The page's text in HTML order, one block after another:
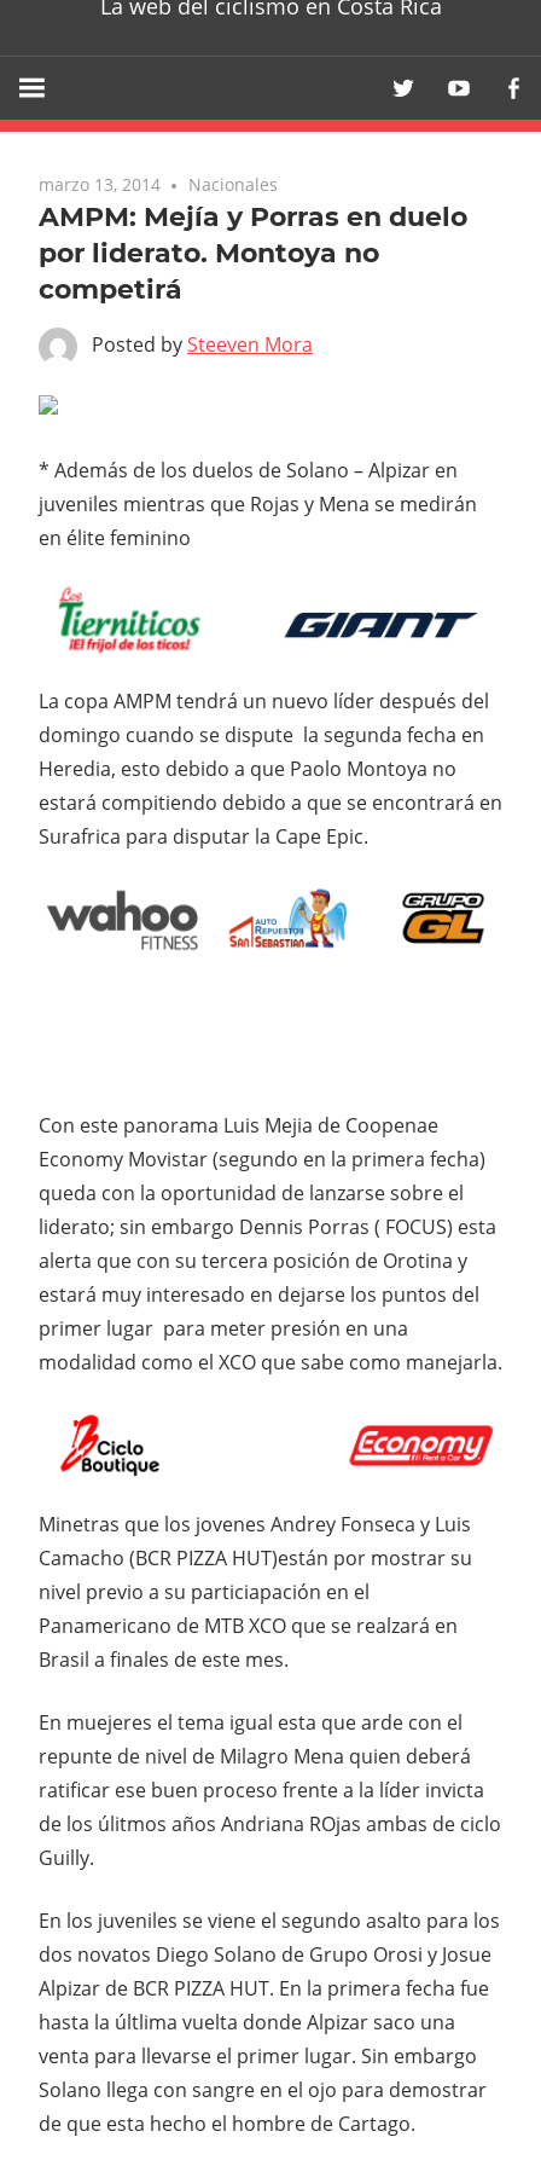
La web del ciclismo en Costa Rica
marzo 13, 2014 Nacionales
AMPM: Mejía y Porras en duelo
por liderato. Montoya no
competirá
Posted bySteeven Mora
* Además de los duelos de Solano – Alpizar en
juveniles mientras que Rojas y Mena se medirán
en élite feminino
La copa AMPM tendrá un nuevo líder después del
domingo cuando se dispute la segunda fecha en
Heredia, esto debido a que Paolo Montoya no
estará compitiendo debido a que se encontrará en
Surafrica para disputar la Cape Epic.
Con este panorama Luis Mejia de Coopenae
Economy Movistar (segundo en la primera fecha)
queda con la oportunidad de lanzarse sobre el
liderato; sin embargo Dennis Porras ( FOCUS) esta
alerta que con su tercera posición de Orotina y
estará muy interesado en dejarse los puntos del
primer lugar para meter presión en una
modalidad como el XCO que sabe como manejarla.
Minetras que los jovenes Andrey Fonseca y Luis
Camacho (BCR PIZZA HUT)están por mostrar su
nivel previo a su particiapación en el
Panamericano de MTB XCO que se realzará en
Brasil a finales de este mes.
En muejeres el tema igual esta que arde con el
repunte de nivel de Milagro Mena quien deberá
ratificar ese buen proceso frente a la líder invicta
de los úlitmos años Andriana ROjas ambas de ciclo
Guilly.
En los juveniles se viene el segundo asalto para los
dos novatos Diego Solano de Grupo Orosi y Josue
Alpizar de BCR PIZZA HUT. En la primera fecha fue
hasta la últlima vuelta donde Alpizar saco una
venta para llevarse el primer lugar. Sin embargo
Solano llega con sangre en el ojo para demostrar
de que esta hecho el hombre de Cartago.